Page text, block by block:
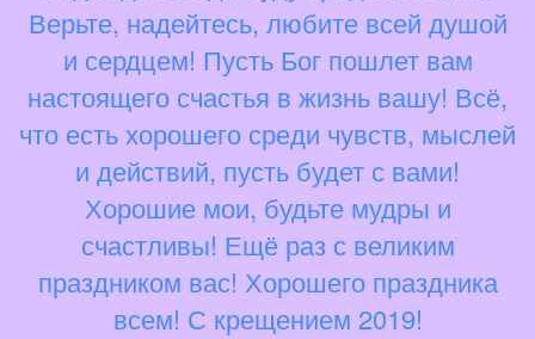
Верьте, надейтесь, любите всей душой
и сердцем! Пусть Бог пошлет вам
настоящего счастья в жизнь вашу! Всё,
что есть хорошего среди чувств, мыслей
и действий, пусть будет с вами!
Хорошие мои, будьте мудры и
счастливы! Ещё раз с великим
праздником вас! Хорошего праздника
всем! С крещением 2019!